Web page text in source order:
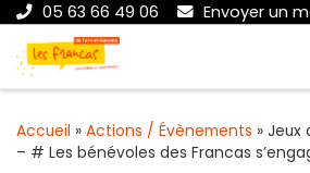
05 63 66 49 06
Envoyer un
Passer au contenu
Accueil » Actions / Évènements » Jeux
– # Les bénévoles des Francas